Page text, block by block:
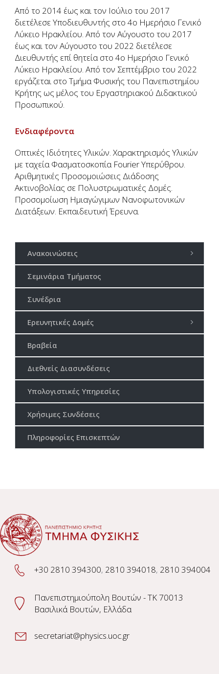
Από το 2014 έως και τον Ιούλιο του 2017
διετέλεσε Υποδιευθυντής στο 4ο Ημερήσιο Γενικό
Λύκειο Ηρακλείου. Από τον Αύγουστο του 2017
έως και τον Αύγουστο του 2022 διετέλεσε
Διευθυντής επί θητεία στο 4ο Ημερήσιο Γενικό
Λύκειο Ηρακλείου. Από τον Σεπτέμβριο του 2022
εργάζεται στο Τμήμα Φυσικής του Πανεπιστημίου
Κρήτης ως μέλος του Εργαστηριακού Διδακτικού
Προσωπικού.
Ενδιαφέροντα
Οπτικές Ιδιότητες Υλικών. Χαρακτηρισμός Υλικών
με ταχεία Φασματοσκοπία Fourier Υπερύθρου.
Αριθμητικές Προσομοιώσεις Διάδοσης
Ακτινοβολίας σε Πολυστρωματικές Δομές.
Προσομοίωση Ημιαγώγιμων Νανοφωτονικών
Διατάξεων. Εκπαιδευτική Έρευνα.
Ανακοινώσεις
Σεμινάρια Τμήματος
Συνέδρια
Ερευνητικές Δομές
Βραβεία
Διεθνείς Διασυνδέσεις
Υπολογιστικές Υπηρεσίες
Χρήσιμες Συνδέσεις
Πληροφορίες Επισκεπτών
+30 2810 394300, 2810 394018, 2810 394004
Πανεπιστημιούπολη Βουτών - TK 70013
Βασιλικά Βουτών, Ελλάδα
secretariat@physics.uoc.gr